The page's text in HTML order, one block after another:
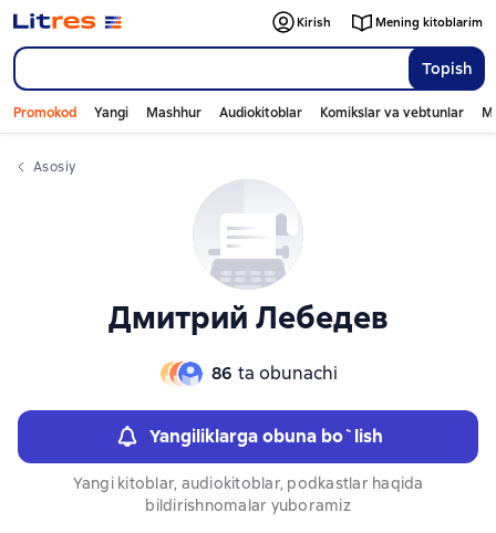
Topish
Kirish Mening kitoblarim
Promokod Yangi Mashhur Audiokitoblar Komikslar va vebtunlar
Asosiy
Дмитрий Лебедев
86 ta obunachi
Yangiliklarga obuna bo`lish
Yangi kitoblar, audiokitoblar, podkastlar haqida
bildirishnomalar yuboramiz
Слайдер с книгами
Слайдер с книгами